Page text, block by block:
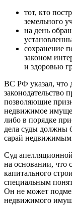
тот, кто
земельного
на день
сохранение
законом
и здоровью
ВС РФ указал, что
законодательство
позволяющие
недвижимое
либо в порядке
дела суды должны
сарай
Суд
на основании, что
капитального
специальным
Он не может
недвижимого